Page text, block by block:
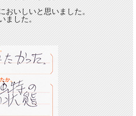
おいしいと思いました。
ました。